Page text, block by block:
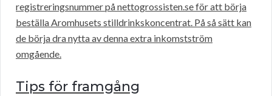
registreringsnummer på nettogrossisten.se för att börja
beställa Aromhusets stilldrinkskoncentrat. På så sätt kan
de börja dra nytta av denna extra inkomstström
omgående.
Tips för framgång